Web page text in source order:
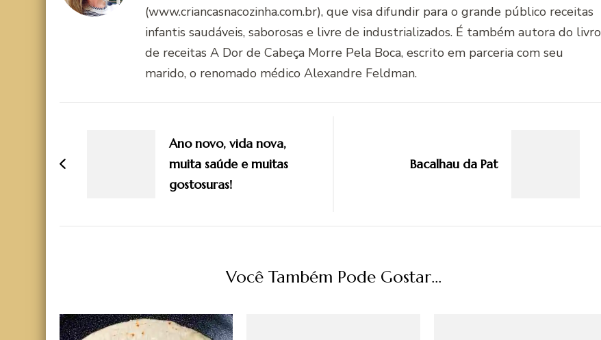
(www.criancasnacozinha.com.br), que visa difundir para o grande público receitas
infantis saudáveis, saborosas e livre de industrializados. É também autora do livro
de receitas A Dor de Cabeça Morre Pela Boca, escrito em parceria com seu
marido, o renomado médico Alexandre Feldman.
post
Ano novo, vida nova,
muita saúde e muitas
gostosuras!
Bacalhau da Pat
Você Também Pode Gostar...